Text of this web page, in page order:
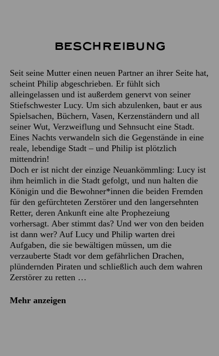
Beschreibung
Seit seine Mutter einen neuen Partner an ihrer Seite hat,
scheint Philip abgeschrieben. Er fühlt sich
alleingelassen und ist außerdem genervt von seiner
Stiefschwester Lucy. Um sich abzulenken, baut er aus
Spielsachen, Büchern, Vasen, Kerzenständern und all
seiner Wut, Verzweiflung und Sehnsucht eine Stadt.
Eines Nachts verwandeln sich die Gegenstände in eine
reale, lebendige Stadt – und Philip ist plötzlich
mittendrin!
Doch er ist nicht der einzige Neuankömmling: Lucy ist
ihm heimlich in die Stadt gefolgt, und nun halten die
Königin und die Bewohner*innen die beiden Fremden
für den gefürchteten Zerstörer und den langersehnten
Retter, deren Ankunft eine alte Prophezeiung
vorhersagt. Aber stimmt das? Und wer von den beiden
ist dann wer? Auf Lucy und Philip warten drei
Aufgaben, die sie bewältigen müssen, um die
verzauberte Stadt vor dem gefährlichen Drachen,
plündernden Piraten und schließlich auch dem wahren
Zerstörer zu retten …
Mehr anzeigen